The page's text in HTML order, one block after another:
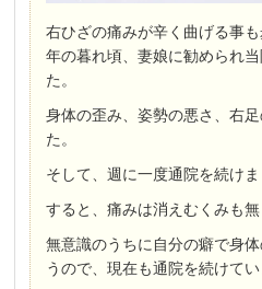
右ひざの痛みが辛く曲げる事
年の暮れ頃、妻娘に勧められ
た。
身体の歪み、姿勢の悪さ、右
た。
そして、週に一度通院を続けま
すると、痛みは消えむくみも無
無意識のうちに自分の癖で身
うので、現在も通院を続けてい